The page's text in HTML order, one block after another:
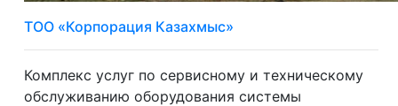
ТОО «Корпорация Казахмыс»
Комплекс услуг по сервисному и техническому
обслуживанию оборудования системы